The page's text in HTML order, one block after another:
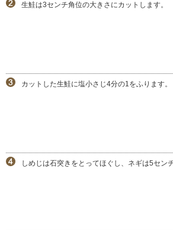
生鮭は3センチ角位の大きさにカットします。
カットした生鮭に塩小さじ4分の1をふります。
しめじは石突きをとってほぐし、ネギは5セン